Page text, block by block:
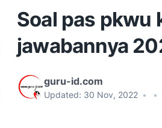
Soal pas pkwu
jawabannya
guru-id.com
Updated: 30 Nov, 2022 • •